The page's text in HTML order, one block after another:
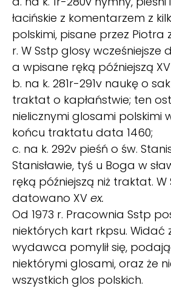
łacińskie z komentarzem z
polskimi, pisane przez Piotra
r. W Sstp glosy wcześniejsze
a wpisane ręką późniejszą XV
b. na k. 281r-291v naukę o
traktat o kapłaństwie; ten
nielicznymi glosami polskimi
końcu traktatu data 1460;
c. na k. 292v pieśń o św.
Stanisławie, tyś u Boga w
ręką późniejszą niż traktat. W
datowano XV ex.
Od 1973 r. Pracownia Sstp
niektórych kart rkpsu. Widać
wydawca pomylił się,
niektórymi glosami, oraz że
wszystkich glos polskich.